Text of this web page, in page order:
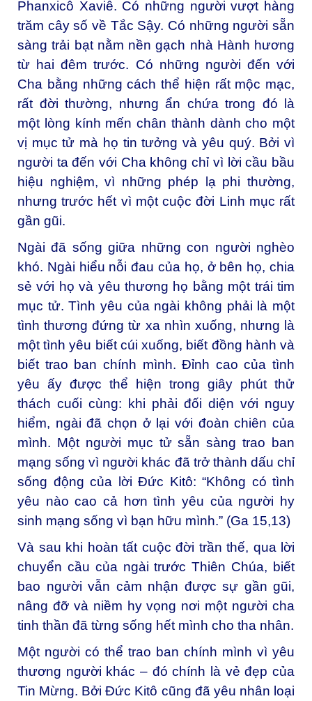
Phanxicô Xaviê. Có những người vượt hàng
trăm cây số về Tắc Sậy. Có những người sẵn
sàng trải bạt nằm nền gạch nhà Hành hương
từ hai đêm trước. Có những người đến với
Cha bằng những cách thể hiện rất mộc mạc,
rất đời thường, nhưng ẩn chứa trong đó là
một lòng kính mến chân thành dành cho một
vị mục tử mà họ tin tưởng và yêu quý. Bởi vì
người ta đến với Cha không chỉ vì lời cầu bầu
hiệu nghiệm, vì những phép lạ phi thường,
nhưng trước hết vì một cuộc đời Linh mục rất
gần gũi.
Ngài đã sống giữa những con người nghèo
khó. Ngài hiểu nỗi đau của họ, ở bên họ, chia
sẻ với họ và yêu thương họ bằng một trái tim
mục tử. Tình yêu của ngài không phải là một
tình thương đứng từ xa nhìn xuống, nhưng là
một tình yêu biết cúi xuống, biết đồng hành và
biết trao ban chính mình. Đỉnh cao của tình
yêu ấy được thể hiện trong giây phút thử
thách cuối cùng: khi phải đối diện với nguy
hiểm, ngài đã chọn ở lại với đoàn chiên của
mình. Một người mục tử sẵn sàng trao ban
mạng sống vì người khác đã trở thành dấu chỉ
sống động của lời Đức Kitô: “Không có tình
yêu nào cao cả hơn tình yêu của người hy
sinh mạng sống vì bạn hữu mình.” (Ga 15,13)
Và sau khi hoàn tất cuộc đời trần thế, qua lời
chuyển cầu của ngài trước Thiên Chúa, biết
bao người vẫn cảm nhận được sự gần gũi,
nâng đỡ và niềm hy vọng nơi một người cha
tinh thần đã từng sống hết mình cho tha nhân.
Một người có thể trao ban chính mình vì yêu
thương người khác – đó chính là vẻ đẹp của
Tin Mừng. Bởi Đức Kitô cũng đã yêu nhân loại